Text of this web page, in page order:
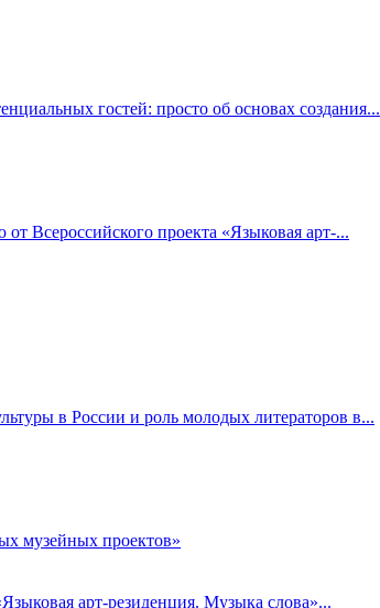
гостей: просто об основах создания...
Всероссийского проекта «Языковая арт-...
в России и роль молодых литераторов в...
музейных проектов»
арт-резиденция. Музыка слова»...